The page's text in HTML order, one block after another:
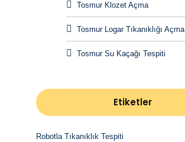
Tosmur Klozet Açma
Tosmur Logar Tıkanıklığı Açma
Tosmur Su Kaçağı Tespiti
Etiketler
Robotla Tıkanıklık Tespiti